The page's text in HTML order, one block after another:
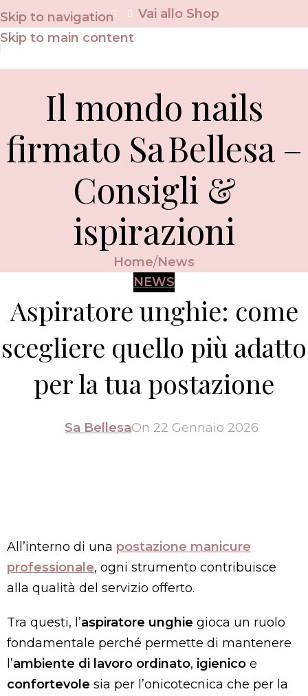
Skip to navigation
Skip to main content
Vai allo Shop
Il mondo nails
firmato Sa Bellesa –
Consigli &
ispirazioni
Home News
NEWS
Aspiratore unghie: come
scegliere quello più adatto
per la tua postazione
Sa BellesaOn 22 Gennaio 2026
All’interno di una postazione manicure
professionale, ogni strumento contribuisce
alla qualità del servizio offerto.
Tra questi, l’aspiratore unghie gioca un ruolo
fondamentale perché permette di mantenere
l’ambiente di lavoro ordinato, igienico e
confortevole sia per l’onicotecnica che per la